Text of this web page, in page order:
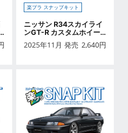
楽プラ スナップキット
ニッサン R34スカイライ
ンGT-R カスタムホイー
ル(ブラックパール)
2025年11月 発売 2,640円